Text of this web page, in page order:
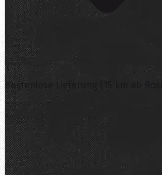
Kostenlose Lieferung (15 km ab